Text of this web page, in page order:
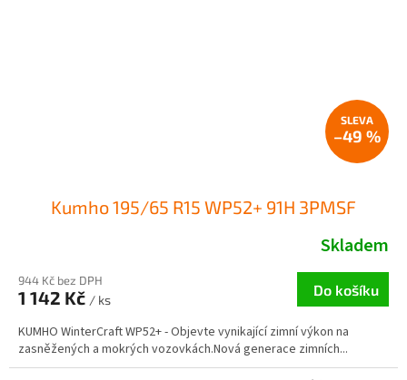
–49 %
Kumho 195/65 R15 WP52+ 91H 3PMSF
Skladem
944 Kč bez DPH
1 142 Kč / ks
Do košíku
KUMHO WinterCraft WP52+ - Objevte vynikající zimní výkon na
zasněžených a mokrých vozovkách.Nová generace zimních...